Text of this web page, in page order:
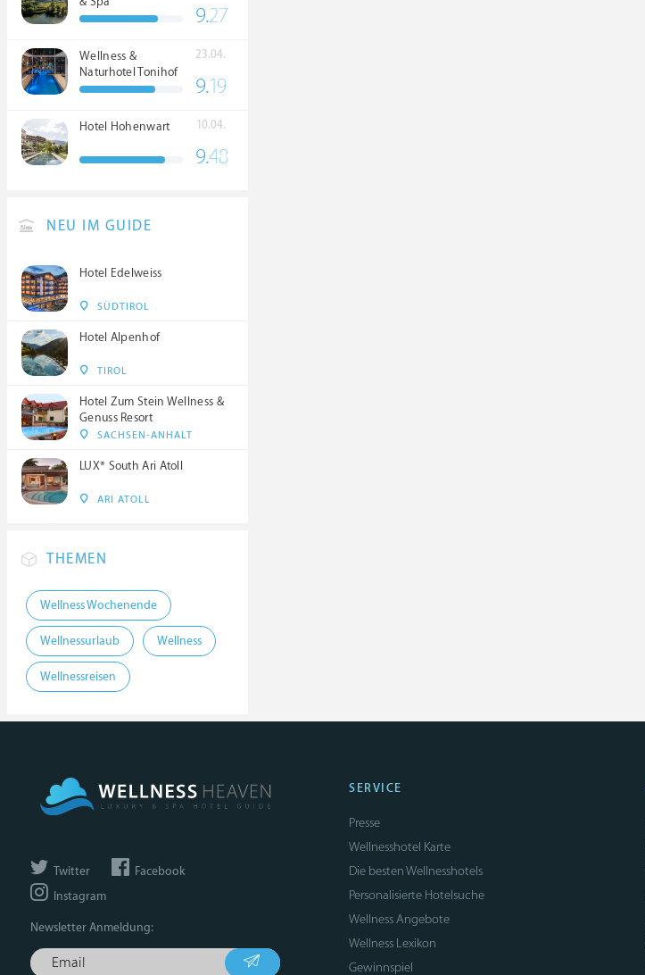
9.27
Wellness &
Naturhotel Tonihof
****S
23.04.
9.19
Hotel Hohenwart 10.04.
9.48
NEU IM GUIDE
Hotel Edelweiss
SÜDTIROL
Hotel Alpenhof
TIROL
Hotel Zum Stein Wellness &
Genuss Resort
SACHSEN-ANHALT
LUX* South Ari Atoll
ARI ATOLL
THEMEN
Wellness Wochenende
Wellnessurlaub Wellness
Wellnessreisen
Twitter
Facebook
Instagram
Newsletter Anmeldung:
SERVICE
Presse
Wellnesshotel Karte
Die besten Wellnesshotels
Personalisierte Hotelsuche
Wellness Angebote
Wellness Lexikon
Gewinnspiel